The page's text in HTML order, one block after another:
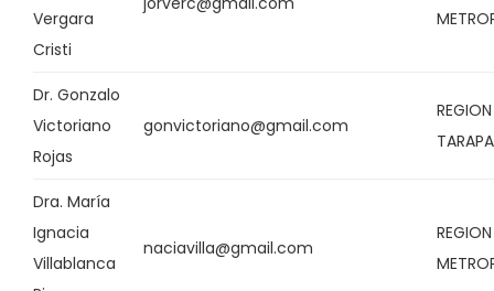
Vergara
Cristi
Dr. Gonzalo
Victoriano
Rojas
gonvictoriano@gmail.com
Dra. María
Ignacia
Villablanca
naciavilla@gmail.com
REGION